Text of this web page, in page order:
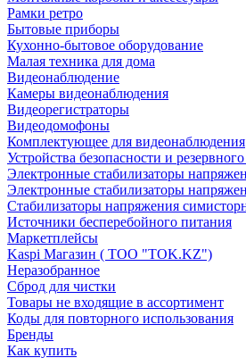
Рамки ретро
Бытовые приборы
Кухонно-бытовое оборудование
Малая техника для дома
Видеонаблюдение
Камеры видеонаблюдения
Видеорегистраторы
Видеодомофоны
Комплектующее для видеонаблюдения
Устройства безопасности и
Электронные стабилизаторы
Электронные стабилизаторы
Стабилизаторы напряжения
Источники бесперебойного питания
Маркетплейсы
Kaspi Магазин ( ТОО "TOK.KZ")
Неразобранное
Сброд для чистки
Товары не входящие в ассортимент
Коды для повторного использования
Бренды
Как купить